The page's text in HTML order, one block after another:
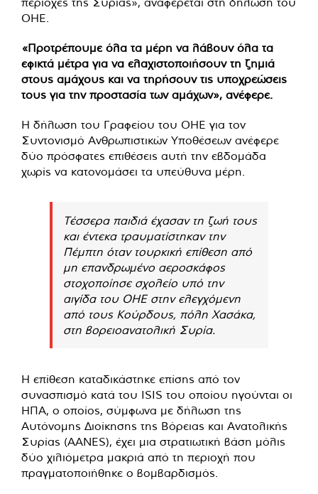
ΟΗΕ.
«Προτρέπουμε όλα τα μέρη να λάβουν όλα τα
εφικτά μέτρα για να ελαχιστοποιήσουν τη ζημιά
στους αμάχους και να τηρήσουν τις υποχρεώσεις
τους για την προστασία των αμάχων», ανέφερε.
Η δήλωση του Γραφείου του ΟΗΕ για τον
Συντονισμό Ανθρωπιστικών Υποθέσεων ανέφερε
δύο πρόσφατες επιθέσεις αυτή την εβδομάδα
χωρίς να κατονομάσει τα υπεύθυνα μέρη.
Τέσσερα παιδιά έχασαν τη ζωή τους
και έντεκα τραυματίστηκαν την
Πέμπτη όταν τουρκική επίθεση από
μη επανδρωμένο αεροσκάφος
στοχοποίησε σχολείο υπό την
αιγίδα του ΟΗΕ στην ελεγχόμενη
από τους Κούρδους, πόλη Χασάκα,
στη βορειοανατολική Συρία.
Η επίθεση καταδικάστηκε επίσης από τον
συνασπισμό κατά του ISIS του οποίου ηγούνται οι
ΗΠΑ, ο οποίος, σύμφωνα με δήλωση της
Αυτόνομης Διοίκησης της Βόρειας και Ανατολικής
Συρίας (AANES), έχει μια στρατιωτική βάση μόλις
δύο χιλιόμετρα μακριά από τη περιοχή που
πραγματοποιήθηκε ο βομβαρδισμός.